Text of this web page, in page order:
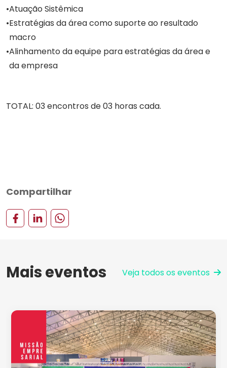
Atuação Sistêmica
Estratégias da área como suporte ao resultado
macro
Alinhamento da equipe para estratégias da área e
da empresa
TOTAL: 03 encontros de 03 horas cada.
Compartilhar
Mais eventos Veja todos os eventos